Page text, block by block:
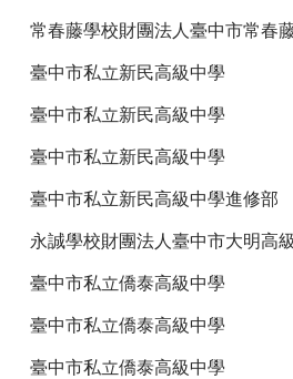
常春藤學校財團法人臺中市常春
臺中市私立新民高級中學
臺中市私立新民高級中學
臺中市私立新民高級中學
臺中市私立新民高級中學進修部
永誠學校財團法人臺中市大明高
臺中市私立僑泰高級中學
臺中市私立僑泰高級中學
臺中市私立僑泰高級中學